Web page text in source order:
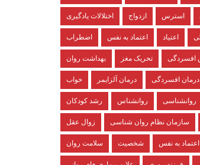
اختلالات یادگیری ازدواج استرس
اضطراب اعتماد به نفس اعتیاد
بهداشت روان تحریک مغز افسردگی
خواب درمان آلزایمر درمان افسردگی
رشد کودکان روانشناس روانشناسی
زوال عقل سازمان نظام روان شناسی
سلامت روان شخصیت به نفس